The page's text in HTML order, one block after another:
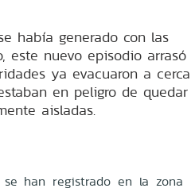
había generado con las
este nuevo episodio arrasó
ya evacuaron a cerca
en peligro de quedar
aisladas.
han registrado en la zona